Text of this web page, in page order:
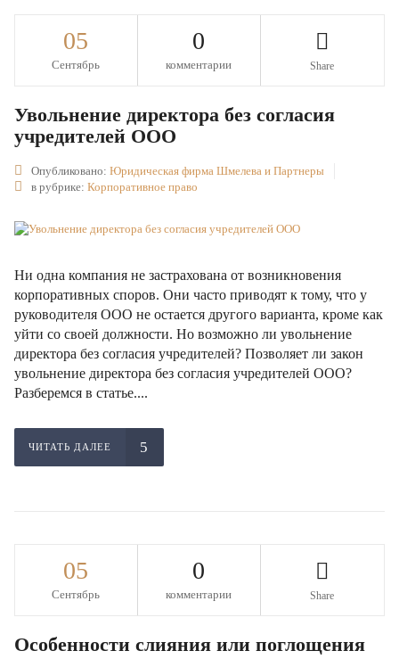
05
Сентябрь
0
комментарии Share
Увольнение директора без согласия
учредителей ООО
Опубликовано: Юридическая фирма Шмелева и Партнеры
в рубрике: Корпоративное право
Ни одна компания не застрахована от возникновения
корпоративных споров. Они часто приводят к тому, что у
руководителя ООО не остается другого варианта, кроме как
уйти со своей должности. Но возможно ли увольнение
директора без согласия учредителей? Позволяет ли закон
увольнение директора без согласия учредителей ООО?
Разберемся в статье....
ЧИТАТЬ ДАЛЕЕ
05
Сентябрь
0
комментарии Share
Особенности слияния или поглощения